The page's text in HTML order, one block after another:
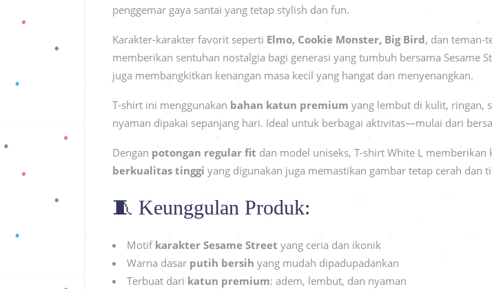
penggemar gaya santai yang tetap stylish dan fun.
Karakter-karakter favorit seperti Elmo, Cookie Monster, Big Bird, dan teman-
memberikan sentuhan nostalgia bagi generasi yang tumbuh bersama
juga membangkitkan kenangan masa kecil yang hangat dan menyenangkan.
T-shirt ini menggunakan bahan katun premium yang lembut di kulit, ringan,
nyaman dipakai sepanjang hari. Ideal untuk berbagai aktivitas—mulai dari
Dengan potongan regular fit dan model uniseks, T-shirt White L
berkualitas tinggi yang digunakan juga memastikan gambar tetap cerah dan
🧵 Keunggulan Produk:
Motif karakter Sesame Street yang ceria dan ikonik
Warna dasar putih bersih yang mudah dipadupadankan
Terbuat dari katun premium: adem, lembut, dan nyaman